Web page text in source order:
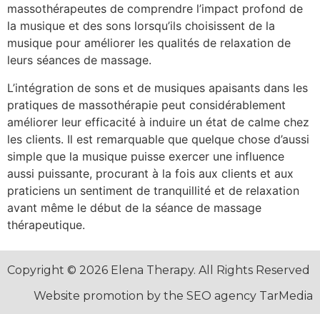
massothérapeutes de comprendre l’impact profond de
la musique et des sons lorsqu’ils choisissent de la
musique pour améliorer les qualités de relaxation de
leurs séances de massage.
L’intégration de sons et de musiques apaisants dans les
pratiques de massothérapie peut considérablement
améliorer leur efficacité à induire un état de calme chez
les clients. Il est remarquable que quelque chose d’aussi
simple que la musique puisse exercer une influence
aussi puissante, procurant à la fois aux clients et aux
praticiens un sentiment de tranquillité et de relaxation
avant même le début de la séance de massage
thérapeutique.
Copyright © 2026 Elena Therapy. All Rights Reserved
Website promotion by the SEO agency TarMedia